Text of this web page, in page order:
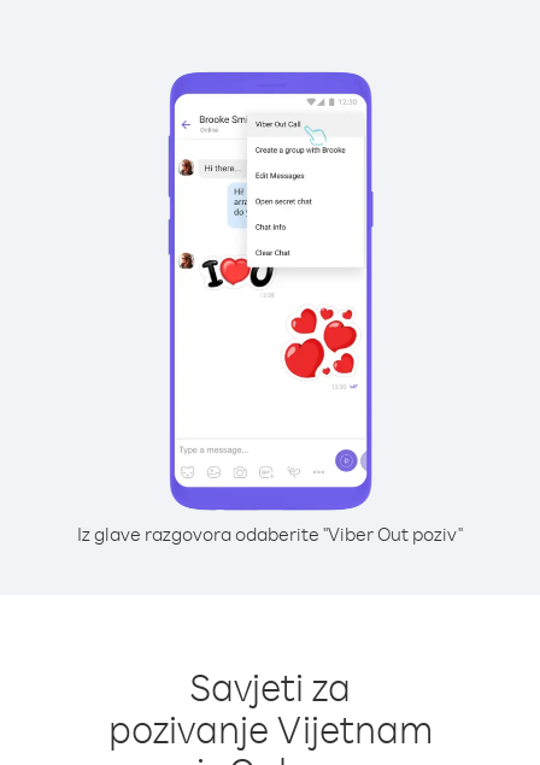
Iz glave razgovora odaberite "Viber Out poziv"
Savjeti za
pozivanje Vijetnam